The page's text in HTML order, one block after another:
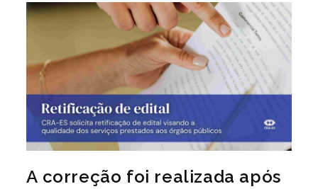
Paga
Sem
Multa
Hoje!
A correção foi realizada após